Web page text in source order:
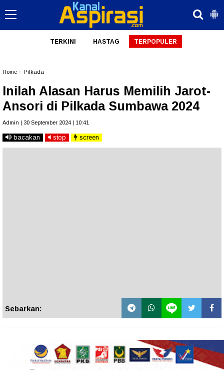
TERKINI HASTAG TERPOPULER
Home Pilkada
Inilah Alasan Harus Memilih Jarot-
Ansori di Pilkada Sumbawa 2024
Admin | 30 September 2024 | 10:41
bacakan stop screen
Sebarkan: